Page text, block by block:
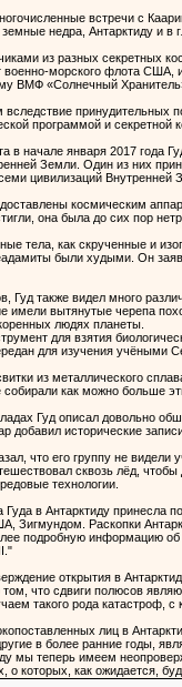
встречи с
недра, Антарктиду и в
из разных секретных
военно-морского флота США,
ВМФ «Солнечный
вследствие принудительных
программой и
в начале января 2017 года
Земли. Один из них
цивилизаций Внутренней
доставлены космическим
она была до сих пор
тела, как скрученные и
были худыми. Он
Гуд также видел много
имели вытянутые черепа
людях планеты.
для взятия
для изучения учёными
из металлического
как можно больше
Гуд описал довольно
добавил исторические
что его группу не
сквозь лёд,
технологии.
Гуда в Антарктиду принесла
Зигмундом. Раскопки
подробную информацию об
открытия в
том, что сдвиги полюсов
такого рода катастроф, с
лиц в
в более ранние годы,
мы теперь имеем
о которых, как ожидается,